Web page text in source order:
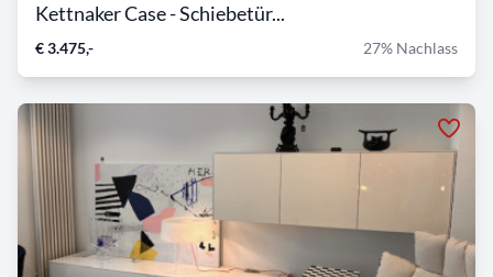
Kettnaker Case - Schiebetür...
€ 3.475,- 27% Nachlass